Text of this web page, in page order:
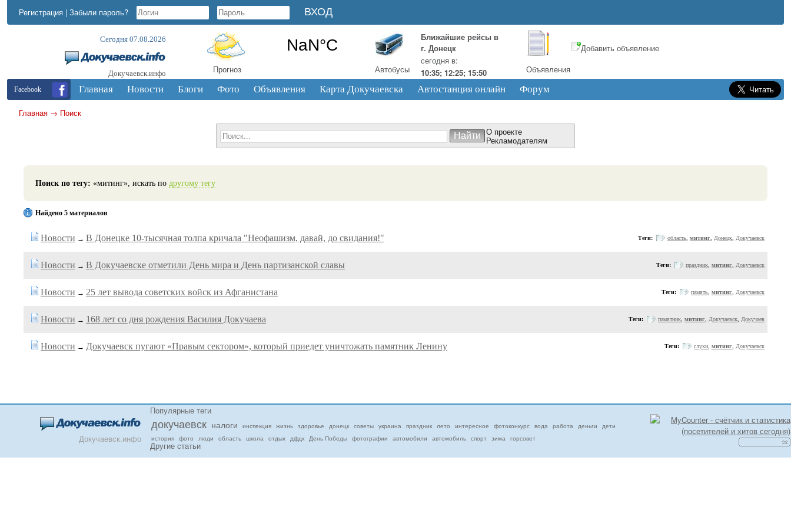
Регистрация | Забыли пароль?
Сегодня 07.08.2026
Докучаевск.инфо Прогноз Автобусы
Ближайшие рейсы в
г. Донецк
сегодня в:
10:35; 12:25; 15:50
Объявления
Добавить объявление
Facebook Главная Новости Блоги Фото Объявления Карта Докучаевска Автостанция онлайн Форум
Главная → Поиск
О проекте
Рекламодателям
Поиск по тегу: «митинг», искать по другому тегу
Найдено 5 материалов
Новости → В Донецке 10-тысячная толпа кричала "Неофашизм, давай, до свидания!" Теги: область митинг Донецк Докучаевск
Новости → В Докучаевске отметили День мира и День партизанской славы Теги: праздник митинг Докучаевск
Новости → 25 лет вывода советских войск из Афганистана Теги: память митинг Докучаевск
Новости → 168 лет со дня рождения Василия Докучаева Теги: памятник митинг Докучаевск Докучаев
Новости → Докучаевск пугают «Правым сектором», который приедет уничтожать памятник Ленину Теги: слухи митинг Докучаевск
Популярные теги
докучаевск налоги инспекция жизнь здоровье донецк советы украина праздник лето интересное фотоконкурс вода работа деньги
дети
история фото люди область школа отдых дфдк День Победы фотографии автомобили автомобиль спорт зима горсовет
Другие статьи
Докучаевск.инфо